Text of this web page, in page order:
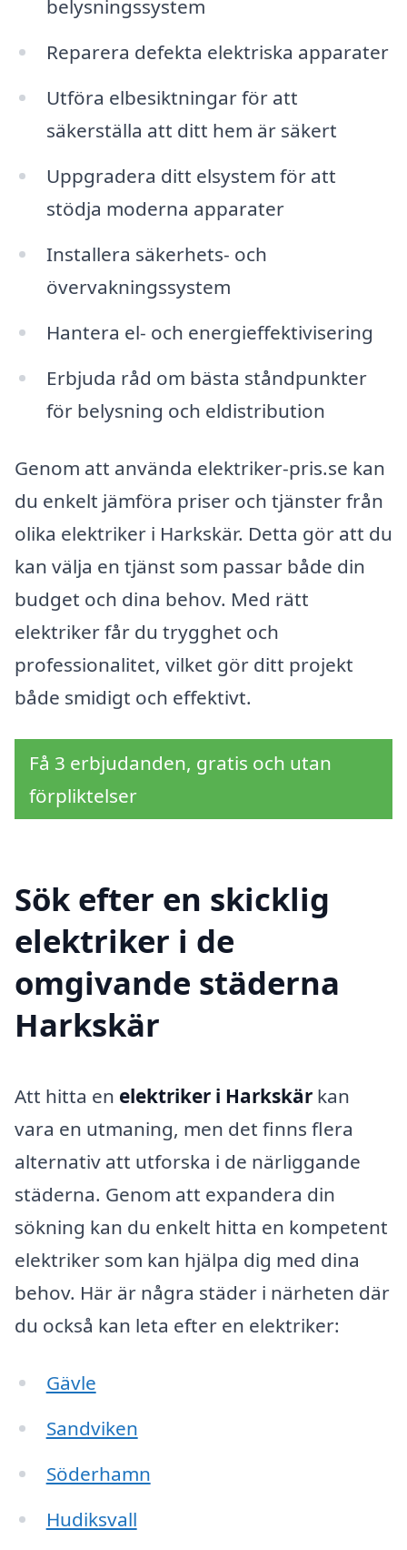
belysningssystem
Reparera defekta elektriska apparater
Utföra elbesiktningar för att
säkerställa att ditt hem är säkert
Uppgradera ditt elsystem för att
stödja moderna apparater
Installera säkerhets- och
övervakningssystem
Hantera el- och energieffektivisering
Erbjuda råd om bästa ståndpunkter
för belysning och eldistribution
Genom att använda elektriker-pris.se kan
du enkelt jämföra priser och tjänster från
olika elektriker i Harkskär. Detta gör att du
kan välja en tjänst som passar både din
budget och dina behov. Med rätt
elektriker får du trygghet och
professionalitet, vilket gör ditt projekt
både smidigt och effektivt.
Få 3 erbjudanden, gratis och utan
förpliktelser
Sök efter en skicklig
elektriker i de
omgivande städerna
Harkskär
Att hitta en elektriker i Harkskär kan
vara en utmaning, men det finns flera
alternativ att utforska i de närliggande
städerna. Genom att expandera din
sökning kan du enkelt hitta en kompetent
elektriker som kan hjälpa dig med dina
behov. Här är några städer i närheten där
du också kan leta efter en elektriker:
Gävle
Sandviken
Söderhamn
Hudiksvall